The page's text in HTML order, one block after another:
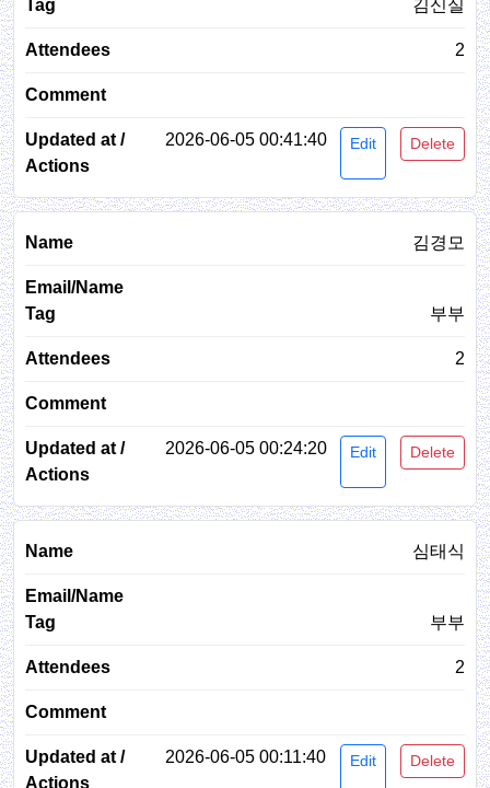
김신실
2
2026-06-05 00:41:40 Edit Delete
김경모
부부
2
2026-06-05 00:24:20 Edit Delete
심태식
부부
2
2026-06-05 00:11:40 Edit Delete